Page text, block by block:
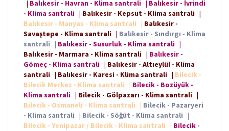
| Balıkesir - Havran - Klima santrali | Balıkesir - İvrindi
- Klima santrali | Balıkesir - Kepsut - Klima santrali |
Balıkesir - Manyas - Klima santrali | Balıkesir -
Savaştepe - Klima santrali | Balıkesir - Sındırgı - Klima
santrali | Balıkesir - Susurluk - Klima santrali |
Balıkesir - Marmara - Klima santrali | Balıkesir -
Gömeç - Klima santrali | Balıkesir - Altıeylül - Klima
santrali | Balıkesir - Karesi - Klima santrali | Bilecik -
Bilecik Merkez - Klima santrali | Bilecik - Bozüyük -
Klima santrali | Bilecik - Gölpazarı - Klima santrali |
Bilecik - Osmaneli - Klima santrali | Bilecik - Pazaryeri
- Klima santrali | Bilecik - Söğüt - Klima santrali |
Bilecik - Yenipazar / Bilecik - Klima santrali | Bilecik -